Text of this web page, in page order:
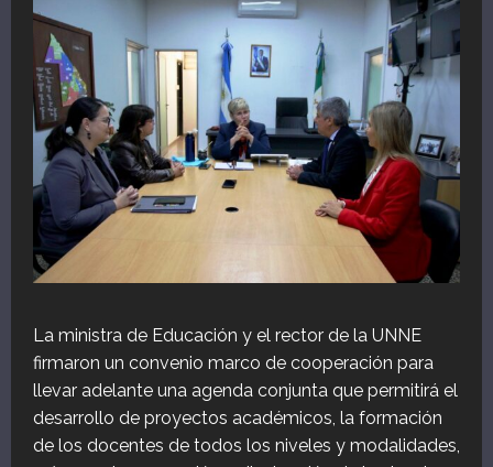
La ministra de Educación y el rector de la UNNE
firmaron un convenio marco de cooperación para
llevar adelante una agenda conjunta que permitirá el
desarrollo de proyectos académicos, la formación
de los docentes de todos los niveles y modalidades,